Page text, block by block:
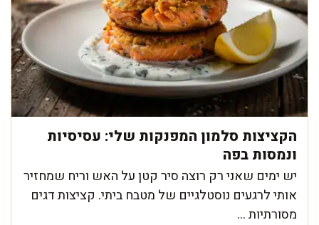
הקציצות סלמון המפנקות שלי: עסיסיות
ונמסות בפה
יש ימים שאני רק רוצה סיר קטן על האש וריח שמחזיר
אותי לרגעים נוסטלגיים של מטבח ביתי. קציצות דגים
מסורתיות ...